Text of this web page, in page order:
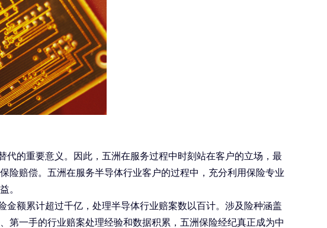
的重要意义。因此，五洲在服务过程中时刻站在客户的立场，最
险赔偿。五洲在服务半导体行业客户的过程中，充分利用保险专业
。
额累计超过千亿，处理半导体行业赔案数以百计。涉及险种涵盖
第一手的行业赔案处理经验和数据积累，五洲保险经纪真正成为中